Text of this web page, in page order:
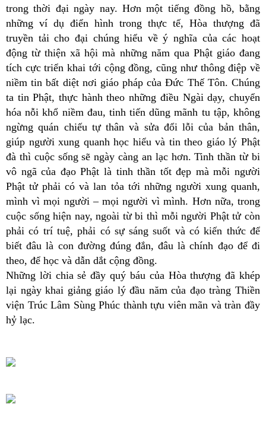
trong thời đại ngày nay. Hơn một tiếng đồng hồ, bằng
những ví dụ điển hình trong thực tế, Hòa thượng đã
truyền tải cho đại chúng hiểu về ý nghĩa của các hoạt
động từ thiện xã hội mà những năm qua Phật giáo đang
tích cực triển khai tới cộng đồng, cũng như thông điệp về
niềm tin bất diệt nơi giáo pháp của Đức Thế Tôn. Chúng
ta tin Phật, thực hành theo những điều Ngài dạy, chuyển
hóa nỗi khổ niềm đau, tinh tiến dũng mãnh tu tập, không
ngừng quán chiếu tự thân và sửa đổi lỗi của bản thân,
giúp người xung quanh học hiểu và tin theo giáo lý Phật
đà thì cuộc sống sẽ ngày càng an lạc hơn. Tinh thần từ bi
vô ngã của đạo Phật là tinh thần tốt đẹp mà mỗi người
Phật tử phải có và lan tỏa tới những người xung quanh,
mình vì mọi người – mọi người vì mình. Hơn nữa, trong
cuộc sống hiện nay, ngoài từ bi thì mỗi người Phật tử còn
phải có trí tuệ, phải có sự sáng suốt và có kiến thức để
biết đâu là con đường đúng đắn, đâu là chính đạo để đi
theo, để học và dẫn dắt cộng đồng.
Những lời chia sẻ đầy quý báu của Hòa thượng đã khép
lại ngày khai giảng giáo lý đầu năm của đạo tràng Thiền
viện Trúc Lâm Sùng Phúc thành tựu viên mãn và tràn đầy
hỷ lạc.